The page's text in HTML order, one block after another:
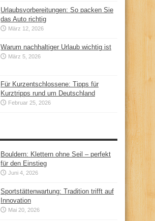
Urlaubsvorbereitungen: So packen Sie
das Auto richtig
März 12, 2026
Warum nachhaltiger Urlaub wichtig ist
März 5, 2026
Für Kurzentschlossene: Tipps für
Kurztripps rund um Deutschland
Februar 25, 2026
Bouldern: Klettern ohne Seil – perfekt
für den Einstieg
Juni 4, 2026
Sportstättenwartung: Tradition trifft auf
Innovation
Mai 20, 2026